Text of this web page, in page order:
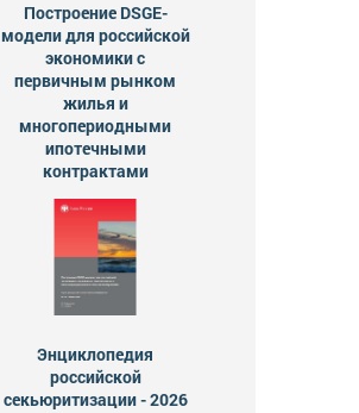
Построение DSGE-
модели для российской
экономики с
первичным рынком
жилья и
многопериодными
ипотечными
контрактами
Энциклопедия
российской
секьюритизации - 2026